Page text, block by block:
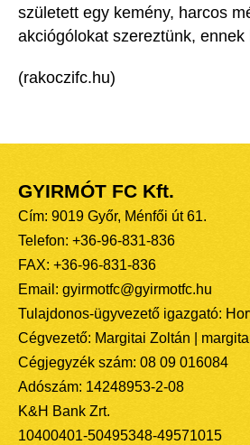
született egy kemény, harcos
akciógólokat szereztünk, ennek
(rakoczifc.hu)
GYIRMÓT FC Kft.
Cím: 9019 Győr, Ménfői út 61.
Telefon: +36-96-831-836
FAX: +36-96-831-836
Email: gyirmotfc@gyirmotfc.hu
Tulajdonos-ügyvezető igazgató:
Cégvezető: Margitai Zoltán |
Cégjegyzék szám: 08 09 016084
Adószám: 14248953-2-08
K&H Bank Zrt.
10400401-50495348-49571015